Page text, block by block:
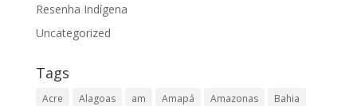
Resenha Indígena
Uncategorized
Tags
Acre Alagoas am Amapá Amazonas
Bahia